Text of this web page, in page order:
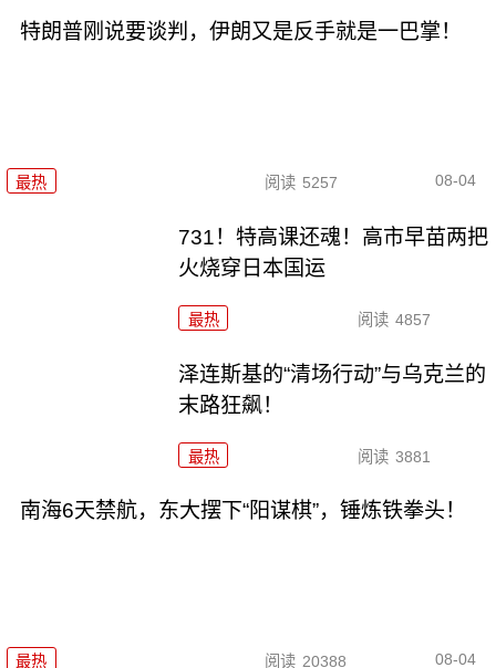
特朗普刚说要谈判，伊朗又是反手就是一巴掌！
最热 阅读 5257 08-04
731！特高课还魂！高市早苗两把
火烧穿日本国运
最热 阅读 4857
泽连斯基的“清场行动”与乌克兰的
末路狂飙！
最热 阅读 3881
南海6天禁航，东大摆下“阳谋棋”，锤炼铁拳头！
最热 阅读 20388 08-04